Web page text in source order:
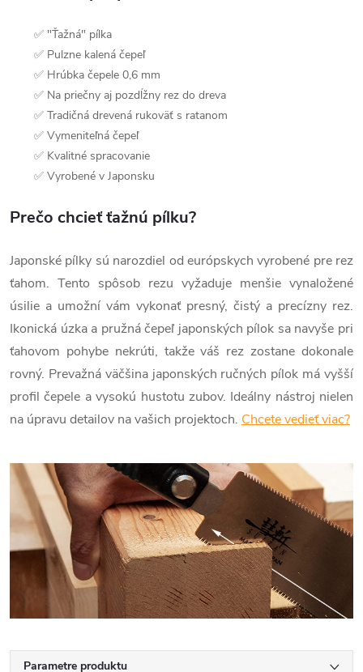
✅ "Ťažná" pílka
✅ Pulzne kalená čepeľ
✅ Hrúbka čepele 0,6 mm
✅ Na priečny aj pozdĺžny rez do dreva
✅ Tradičná drevená rukoväť s ratanom
✅ Vymeniteľná čepeľ
✅ Kvalitné spracovanie
✅ Vyrobené v Japonsku
Prečo chcieť ťažnú pílku?
Japonské pílky sú narozdiel od európskych vyrobené pre rez
ťahom. Tento spôsob rezu vyžaduje menšie vynaložené
úsilie a umožní vám vykonať presný, čistý a precízny rez.
Ikonická úzka a pružná čepeľ japonských pílok sa navyše pri
ťahovom pohybe nekrúti, takže váš rez zostane dokonale
rovný. Prevažná väčšina japonských ručných pílok má vyšší
profil čepele a vysokú hustotu zubov. Ideálny nástroj nielen
na úpravu detailov na vašich projektoch. Chcete vedieť viac?
Parametre produktu